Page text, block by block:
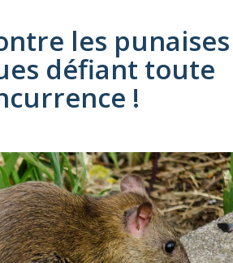
les punaises
défiant toute
!